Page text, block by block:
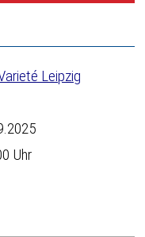
Leipzig
Uhr